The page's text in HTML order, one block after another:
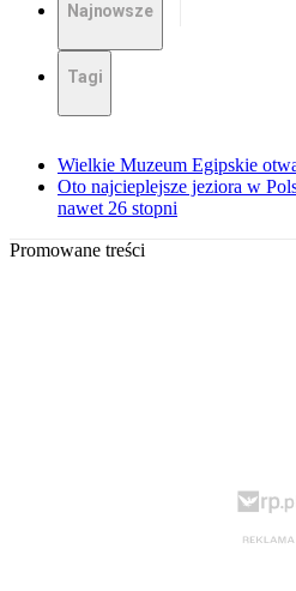
Najnowsze
Tagi
Wielkie Muzeum Egipskie
Oto najcieplejsze jeziora w
nawet 26 stopni
Promowane treści